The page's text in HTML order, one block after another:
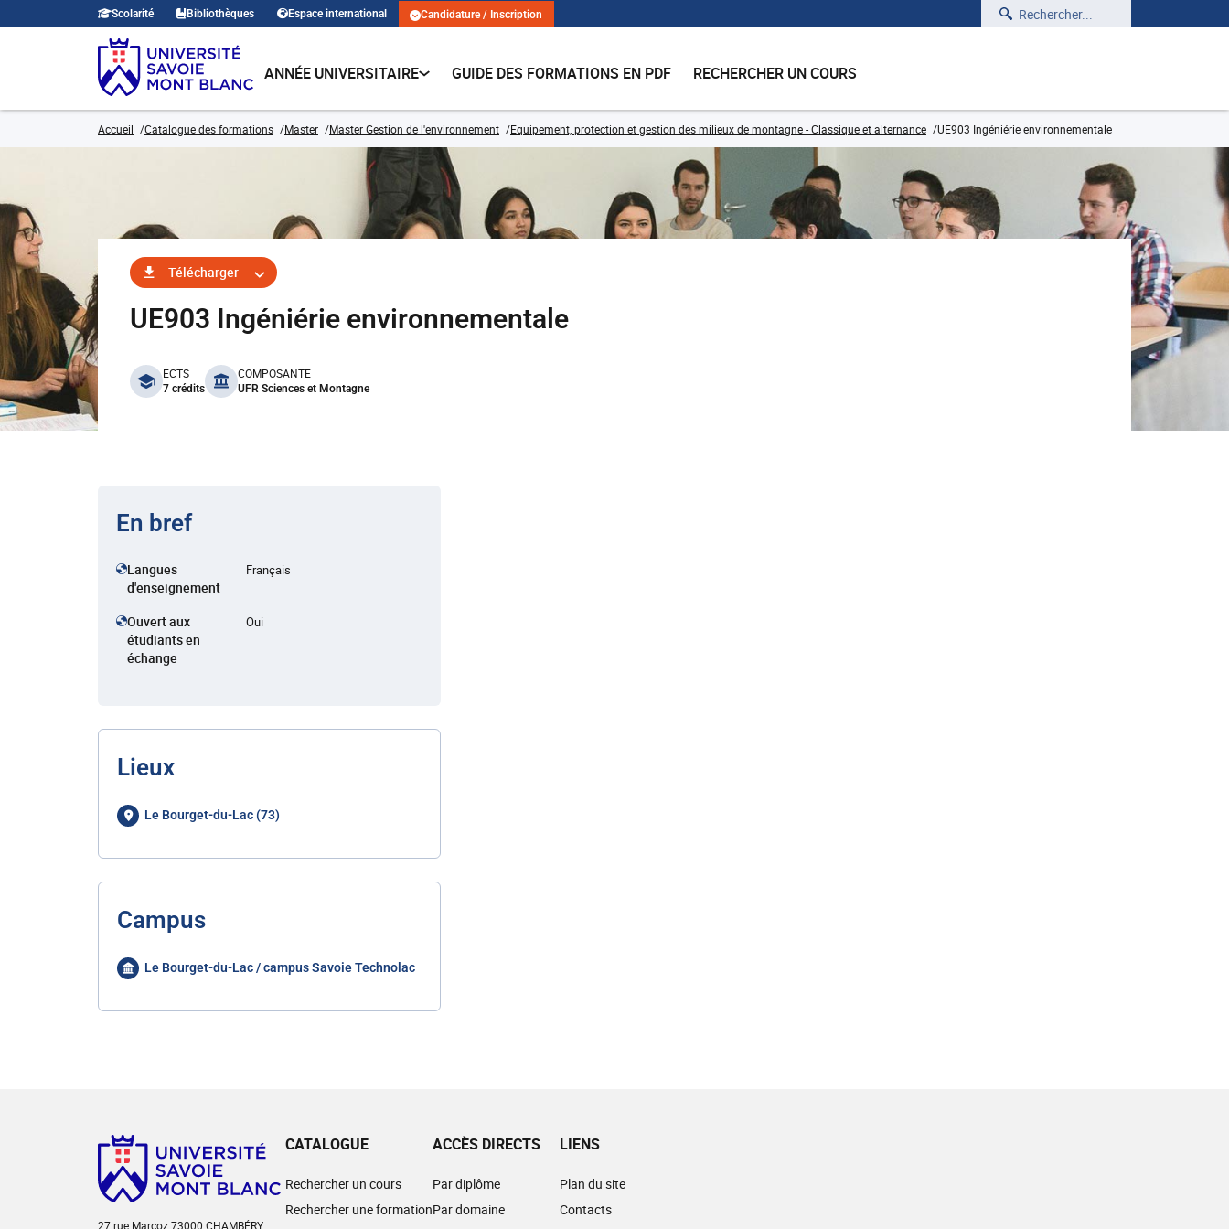
Scolarité Bibliothèques Espace international Candidature / Inscription Rechercher
ANNÉE UNIVERSITAIRE GUIDE DES FORMATIONS EN PDF RECHERCHER UN COURS
Accueil Catalogue des formations Master Master Gestion de l'environnement Equipement, protection et gestion des milieux de montagne - Classique et alternance UE903 Ingéniérie environnementale
Télécharger
UE903 Ingéniérie environnementale
benefits
ECTS
7 crédits
COMPOSANTE
UFR Sciences et Montagne
En bref
Langues
d'enseignement
Français
Ouvert aux
étudiants en
échange
Oui
Lieux
Le Bourget-du-Lac (73)
Campus
Le Bourget-du-Lac / campus Savoie Technolac
27 rue Marcoz 73000 CHAMBÉRY
CATALOGUE
Rechercher un cours
Rechercher une formation
ACCÈS DIRECTS
Par diplôme
Par domaine
LIENS
Plan du site
Contacts